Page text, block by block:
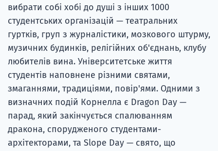
вибрати собі хобі до душі з інших 1000
студентських організацій — театральних
гуртків, груп з журналістики, мозкового штурму,
музичних будинків, релігійних об'єднань, клубу
любителів вина. Університетське життя
студентів наповнене різними святами,
змаганнями, традиціями, повір'ями. Одними з
визначних подій Корнелла є Dragon Day —
парад, який закінчується спалюванням
дракона, спорудженого студентами-
архітекторами, та Slope Day — свято, що